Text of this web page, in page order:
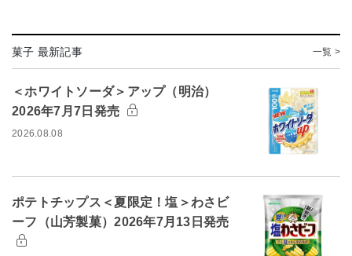
菓子 最新記事 一覧 >
＜ホワイトソーダ＞アップ（明治）
2026年7月7日発売
2026.08.08
ポテトチップス＜夏限定！塩＞わさビ
ーフ（山芳製菓）2026年7月13日発売